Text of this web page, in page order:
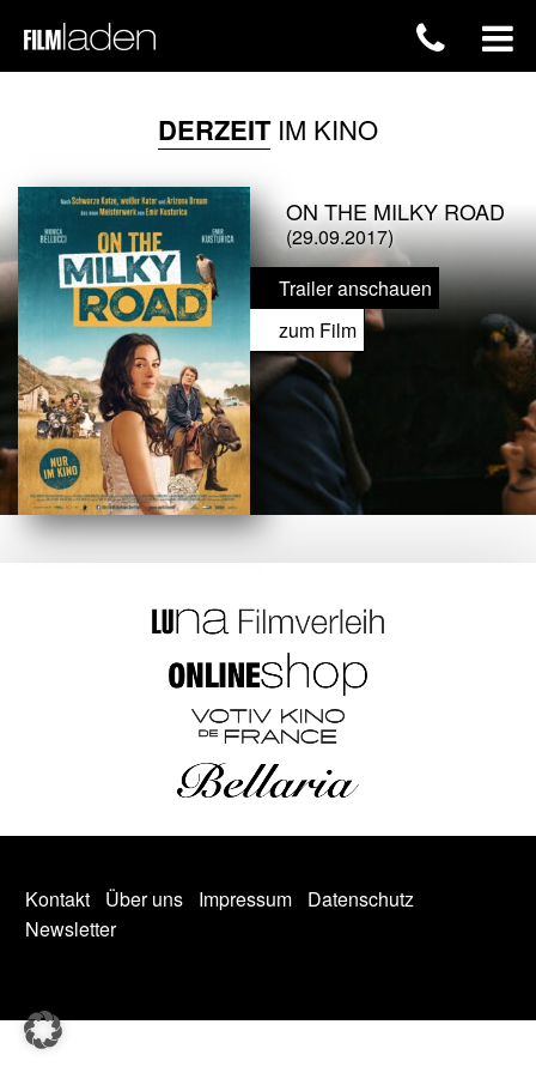
DERZEITIM KINO
ON THE MILKY ROAD
(29.09.2017)
Trailer anschauen
zum Film
Kontakt Über uns Impressum
Datenschutz
Newsletter